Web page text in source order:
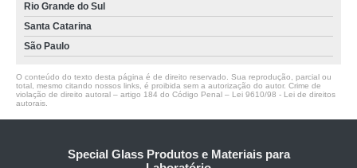
Rio Grande do Sul
Santa Catarina
São Paulo
O conteúdo do texto desta página é de direito reservado. Sua reprodução, parcial ou
total, mesmo citando nossos links, é proibida sem a autorização do autor. Crime de
violação de direito autoral – artigo 184 do Código Penal – Lei 9610/98 - Lei de direitos
autorais
Special Glass Produtos e Materiais para